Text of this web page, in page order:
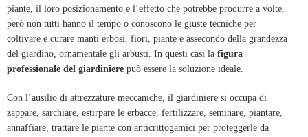
piante, il loro posizionamento e l’effetto che potrebbe produrre a volte,
però non tutti hanno il tempo o conoscono le giuste tecniche per
coltivare e curare manti erbosi, fiori, piante e assecondo della grandezza
del giardino, ornamentale gli arbusti. In questi casi la figura
professionale del giardiniere può essere la soluzione ideale.
Con l’ausilio di attrezzature meccaniche, il giardiniere si occupa di
zappare, sarchiare, estirpare le erbacce, fertilizzare, seminare, piantare,
annaffiare, trattare le piante con anticrittogamici per proteggerle da